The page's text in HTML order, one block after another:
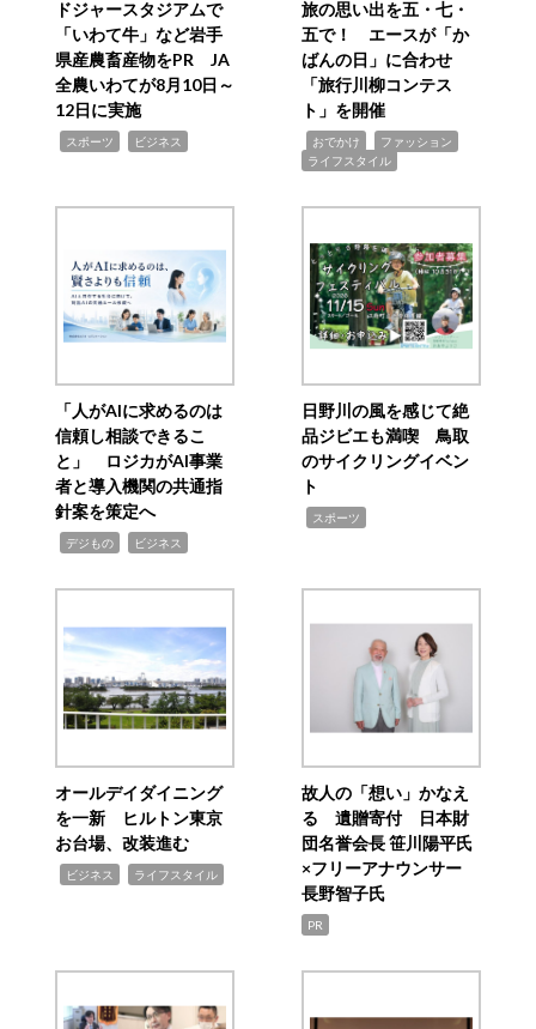
ドジャースタジアムで
「いわて牛」など岩手
県産農畜産物をPR JA
全農いわてが8月10日～
12日に実施
スポーツ ビジネス
旅の思い出を五・七・
五で！ エースが「か
ばんの日」に合わせ
「旅行川柳コンテス
ト」を開催
おでかけ ファッション
ライフスタイル
「人がAIに求めるのは
信頼し相談できるこ
と」 ロジカがAI事業
者と導入機関の共通指
針案を策定へ
デジもの ビジネス
日野川の風を感じて絶
品ジビエも満喫 鳥取
のサイクリングイベン
ト
スポーツ
オールデイダイニング
を一新 ヒルトン東京
お台場、改装進む
ビジネス ライフスタイル
故人の「想い」かなえ
る 遺贈寄付 日本財
団名誉会長 笹川陽平氏
×フリーアナウンサー
長野智子氏
PR